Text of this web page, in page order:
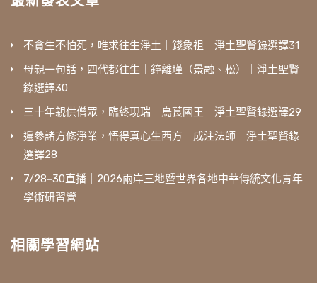
不貪生不怕死，唯求往生淨土｜錢象祖｜淨土聖賢錄選譯31
母親一句話，四代都往生｜鐘離瑾（景融、松）｜淨土聖賢
錄選譯30
三十年親供僧眾，臨終現瑞｜烏萇國王｜淨土聖賢錄選譯29
遍參諸方修淨業，悟得真心生西方｜成注法師｜淨土聖賢錄
選譯28
7/28‒30直播｜2026兩岸三地暨世界各地中華傳統文化青年
學術研習營
相關學習網站